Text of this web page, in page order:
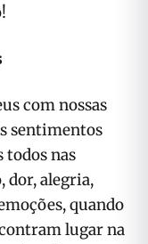
com nossas
sentimentos
nas
dor, alegria,
quando
lugar na